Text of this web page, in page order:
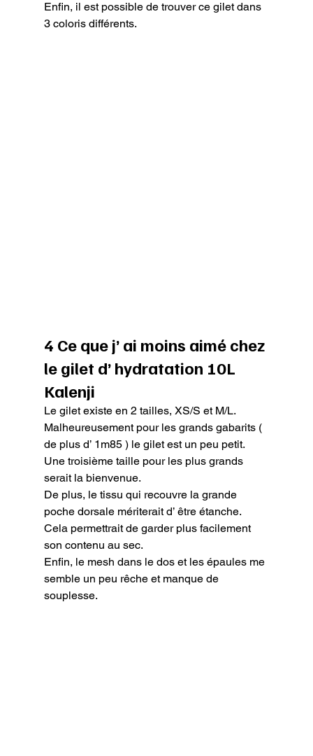
Enfin, il est possible de trouver ce gilet dans
3 coloris différents.
4 Ce que j’ ai moins aimé chez
le gilet d’ hydratation 10L
Kalenji
Le gilet existe en 2 tailles, XS/S et M/L.
Malheureusement pour les grands gabarits (
de plus d’ 1m85 ) le gilet est un peu petit.
Une troisième taille pour les plus grands
serait la bienvenue.
De plus, le tissu qui recouvre la grande
poche dorsale mériterait d’ être étanche.
Cela permettrait de garder plus facilement
son contenu au sec.
Enfin, le mesh dans le dos et les épaules me
semble un peu rêche et manque de